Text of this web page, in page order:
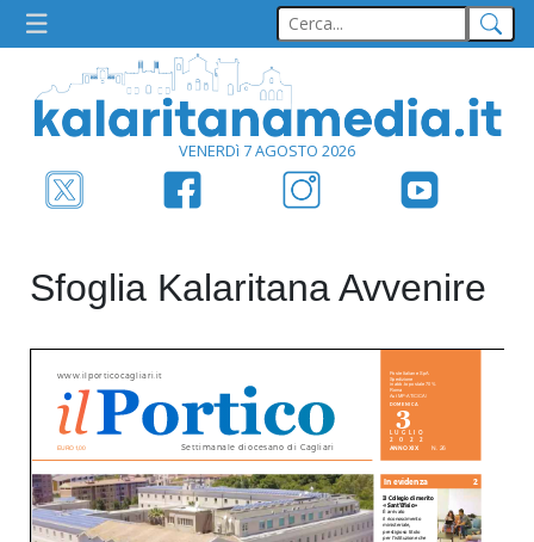
VENERDì 7 AGOSTO 2026
Sfoglia Kalaritana Avvenire